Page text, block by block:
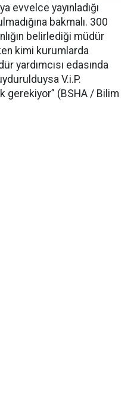
evvelce yayınladığı
bakmalı. 300
belirlediği müdür
kimi kurumlarda
yardımcısı edasında
V.i.P.
gerekiyor” (BSHA / Bilim